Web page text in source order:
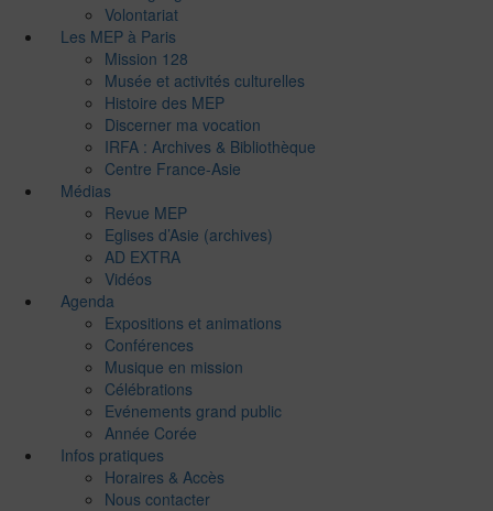
Volontariat
Les MEP à Paris
Mission 128
Musée et activités culturelles
Histoire des MEP
Discerner ma vocation
IRFA : Archives & Bibliothèque
Centre France-Asie
Médias
Revue MEP
Eglises d’Asie (archives)
AD EXTRA
Vidéos
Agenda
Expositions et animations
Conférences
Musique en mission
Célébrations
Evénements grand public
Année Corée
Infos pratiques
Horaires & Accès
Nous contacter